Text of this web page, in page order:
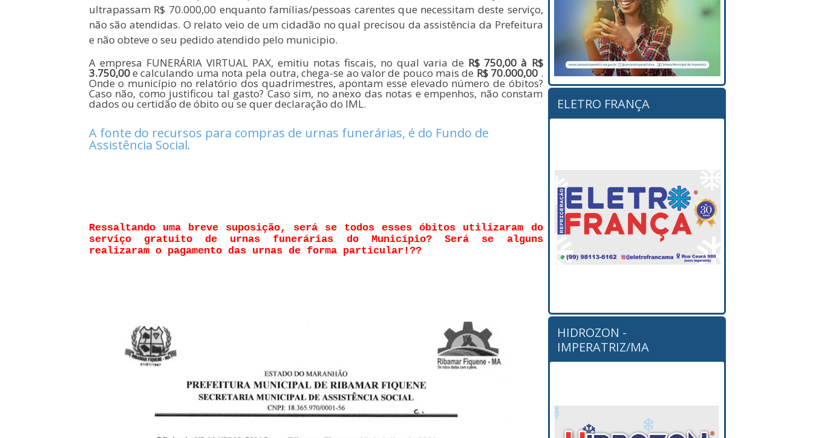
ultrapassam R$ 70.000,00 enquanto famílias/pessoas carentes que necessitam deste serviço,
não são atendidas. O relato veio de um cidadão no qual precisou da assistência da Prefeitura
e não obteve o seu pedido atendido pelo municipio.
A empresa FUNERÁRIA VIRTUAL PAX, emitiu notas fiscais, no qual varia de R$ 750,00 à R$
3.750,00e calculando uma nota pela outra, chega-se ao valor de pouco mais de R$ 70.000,00 .
Onde o município no relatório dos quadrimestres, apontam esse elevado número de óbitos?
Caso não, como justificou tal gasto? Caso sim, no anexo das notas e empenhos, não constam
dados ou certidão de óbito ou se quer declaração do IML.
A fonte do recursos para compras de urnas funerárias, é do Fundo de
Assistência Social.
Ressaltando uma breve suposição, será se todos esses óbitos utilizaram do
serviço gratuito de urnas funerárias do Município? Será se alguns
realizaram o pagamento das urnas de forma particular!??
ELETRO FRANÇA
HIDROZON -
IMPERATRIZ/MA